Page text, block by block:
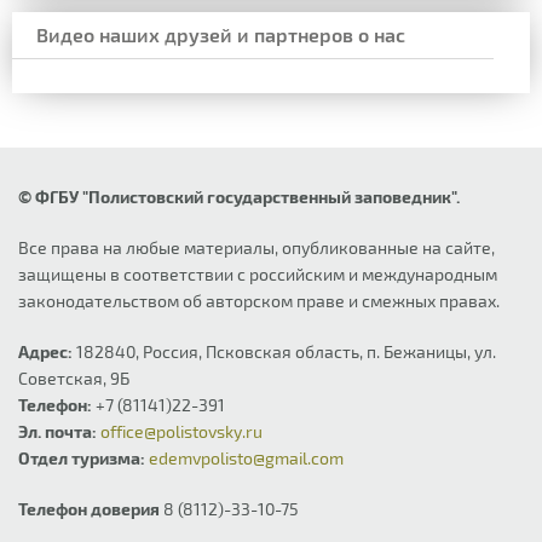
Видео наших друзей и партнеров о нас
© ФГБУ "Полистовский государственный заповедник".
Все права на любые материалы, опубликованные на сайте,
защищены в соответствии с российским и международным
законодательством об авторском праве и смежных правах.
Адрес: 182840, Россия, Псковская область, п. Бежаницы, ул.
Советская, 9Б
Телефон: +7 (81141)22-391
Эл. почта: office@polistovsky.ru
Отдел туризма: edemvpolisto@gmail.com
Телефон доверия 8 (8112)-33-10-75